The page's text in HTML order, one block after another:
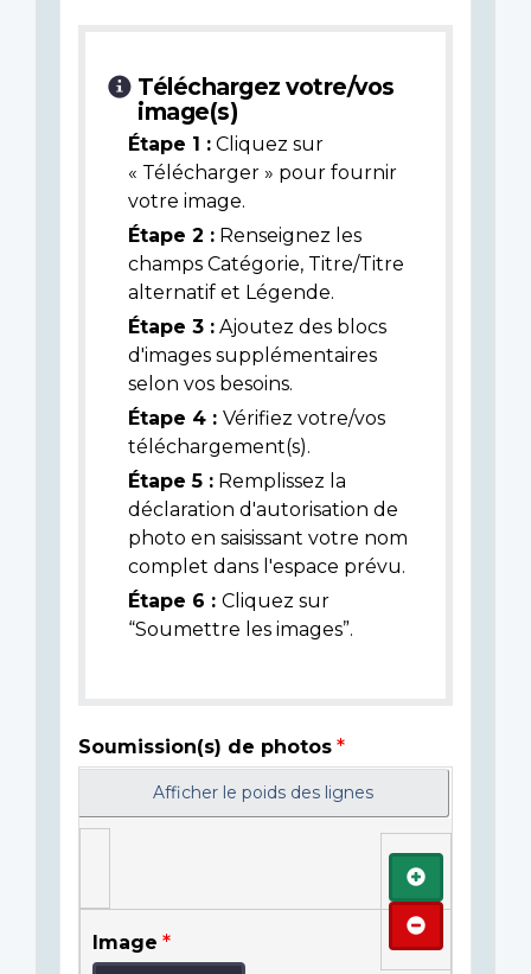
Téléchargez votre/vos
image(s)
Étape 1 : Cliquez sur
« Télécharger » pour fournir
votre image.
Étape 2 : Renseignez les
champs Catégorie, Titre/Titre
alternatif et Légende.
Étape 3 : Ajoutez des blocs
d'images supplémentaires
selon vos besoins.
Étape 4 : Vérifiez votre/vos
téléchargement(s).
Étape 5 : Remplissez la
déclaration d'autorisation de
photo en saisissant votre nom
complet dans l'espace prévu.
Étape 6 : Cliquez sur
“Soumettre les images”.
Soumission(s) de photos
Afficher le poids des lignes
Image
Ajouter
Retirer